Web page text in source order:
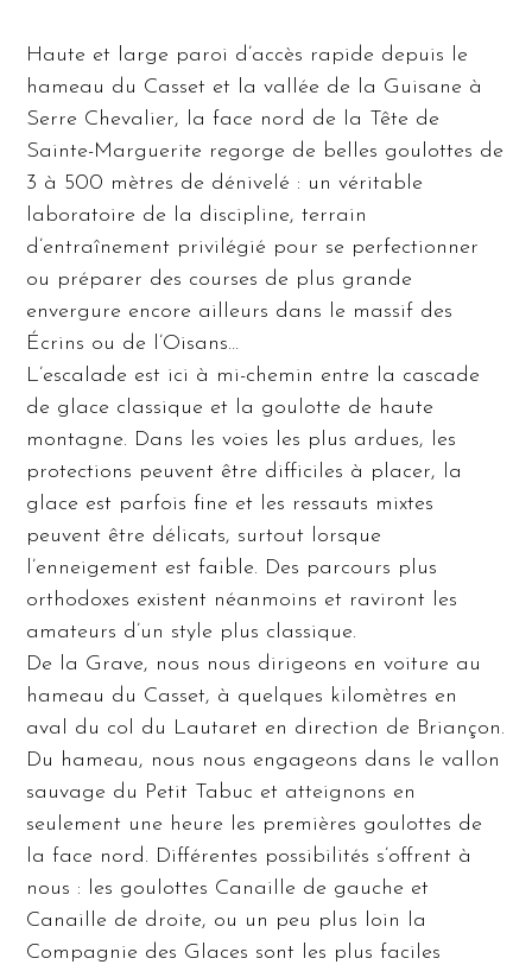
Haute et large paroi d’accès rapide depuis le
hameau du Casset et la vallée de la Guisane à
Serre Chevalier, la face nord de la Tête de
Sainte-Marguerite regorge de belles goulottes de
3 à 500 mètres de dénivelé : un véritable
laboratoire de la discipline, terrain
d’entraînement privilégié pour se perfectionner
ou préparer des courses de plus grande
envergure encore ailleurs dans le massif des
Écrins ou de l’Oisans…
L’escalade est ici à mi-chemin entre la cascade
de glace classique et la goulotte de haute
montagne. Dans les voies les plus ardues, les
protections peuvent être difficiles à placer, la
glace est parfois fine et les ressauts mixtes
peuvent être délicats, surtout lorsque
l’enneigement est faible. Des parcours plus
orthodoxes existent néanmoins et raviront les
amateurs d’un style plus classique.
De la Grave, nous nous dirigeons en voiture au
hameau du Casset, à quelques kilomètres en
aval du col du Lautaret en direction de Briançon.
Du hameau, nous nous engageons dans le vallon
sauvage du Petit Tabuc et atteignons en
seulement une heure les premières goulottes de
la face nord. Différentes possibilités s’offrent à
nous : les goulottes Canaille de gauche et
Canaille de droite, ou un peu plus loin la
Compagnie des Glaces sont les plus faciles